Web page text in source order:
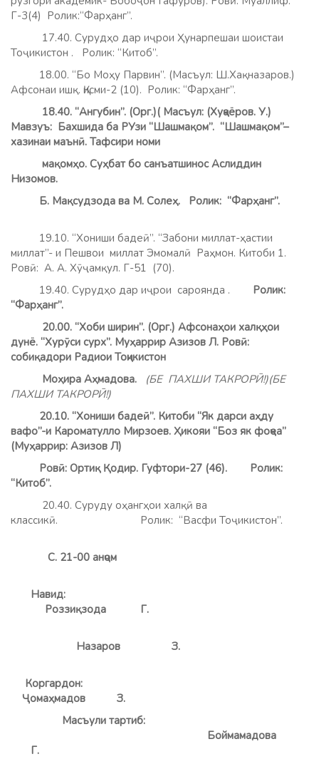
Г-3(4) Ролик:“Фарҳанг”.
17.40. Сурудҳо дар иҷрои Ҳунарпешаи шоистаи
Тоҷикистон .
Ролик: “Китоб”.
18.00. “Бо Моҳу Парвин”. (Масъул: Ш.Хақназаров.)
Афсонаи ишқ. Қисми-2 (10). Ролик: “Фарҳанг”.
18.40. “Ангубин”. (Орг.)( Масъул: (Хуҷаёров. У.)
Мавзуъ: Бахшида ба РУзи “Шашмақом”. “Шашмақом”–
хазинаи маънӣ. Тафсири номи
мақомҳо. Суҳбат бо санъатшинос Аслиддин
Низомов.
Б. Мақсудзода ва М. Солеҳ. Ролик: “Фарҳанг”.
19.10. “Хониши бадеӣ”. “Забони миллат-ҳастии
миллат”- и Пешвои миллат Эмомалӣ Раҳмон. Китоби 1.
Ровӣ: А. А. Хӯҷамқул. Г-51 (70).
19.40. Сурудҳо дар иҷрои сароянда . Ролик:
“Фарҳанг”.
20.00. “Хоби ширин”. (Орг.) Афсонаҳои халқҳои
дунё. “Хурӯси сурх”. Муҳаррир Азизов Л. Ровӣ:
собиқадори Радиои Тоҷикистон
Моҳира Аҳмадова.
(БЕ ПАХШИ ТАКРОРӢ!)(БЕ
ПАХШИ ТАКРОРӢ!)
20.10. “Хониши бадеӣ”. Китоби “Як дарси аҳду
вафо”-и Кароматулло Мирзоев. Ҳикояи “Боз як фоҷеа”
(Муҳаррир: Азизов Л)
Ровӣ: Ортиқ Қодир. Гуфтори-27 (46).
Ролик:
“Китоб”.
20.40. Суруду оҳангҳои халқӣ ва
классикӣ. Ролик: “Васфи Тоҷикистон”.
С. 21-00 анҷом
Навид:
Роззиқзода Г.
Назаров З.
Коргардон:
Ҷомаҳмадов З.
Масъули тартиб:
Боймамадова
Г.